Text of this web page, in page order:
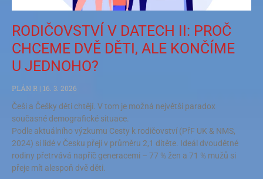
RODIČOVSTVÍ V DATECH II: PROČ
CHCEME DVĚ DĚTI, ALE KONČÍME
U JEDNOHO?
PLÁN R
16. 3. 2026
Češi a Češky děti chtějí. V tom je možná největší paradox
současné demografické situace.
Podle aktuálního výzkumu Cesty k rodičovství (PřF UK & NMS,
2024) si lidé v Česku přejí v průměru 2,1 dítěte. Ideál dvoudětné
rodiny přetrvává napříč generacemi – 77 % žen a 71 % mužů si
přeje mít alespoň dvě děti.